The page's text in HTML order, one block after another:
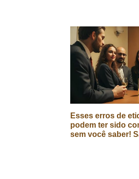
Esses erros de
podem ter sido
sem você saber!